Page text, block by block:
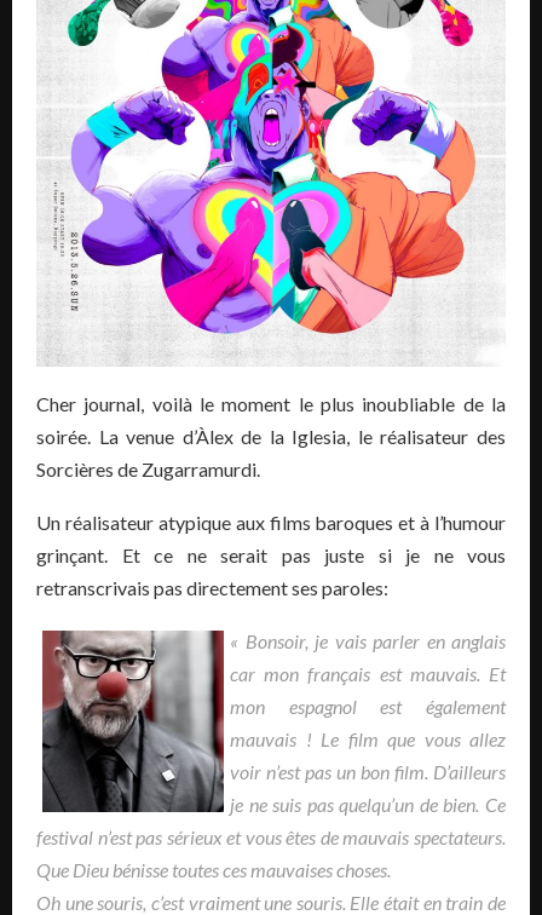
Cher journal, voilà le moment le plus inoubliable de la
soirée. La venue d’Àlex de la Iglesia, le réalisateur des
Sorcières de Zugarramurdi.
Un réalisateur atypique aux films baroques et à l’humour
grinçant. Et ce ne serait pas juste si je ne vous
retranscrivais pas directement ses paroles:
« Bonsoir, je vais parler en anglais
car mon français est mauvais. Et
mon espagnol est également
mauvais ! Le film que vous allez
voir n’est pas un bon film. D’ailleurs
je ne suis pas quelqu’un de bien. Ce
festival n’est pas sérieux et vous êtes de mauvais spectateurs.
Que Dieu bénisse toutes ces mauvaises choses.
Oh une souris, c’est vraiment une souris. Elle était en train de